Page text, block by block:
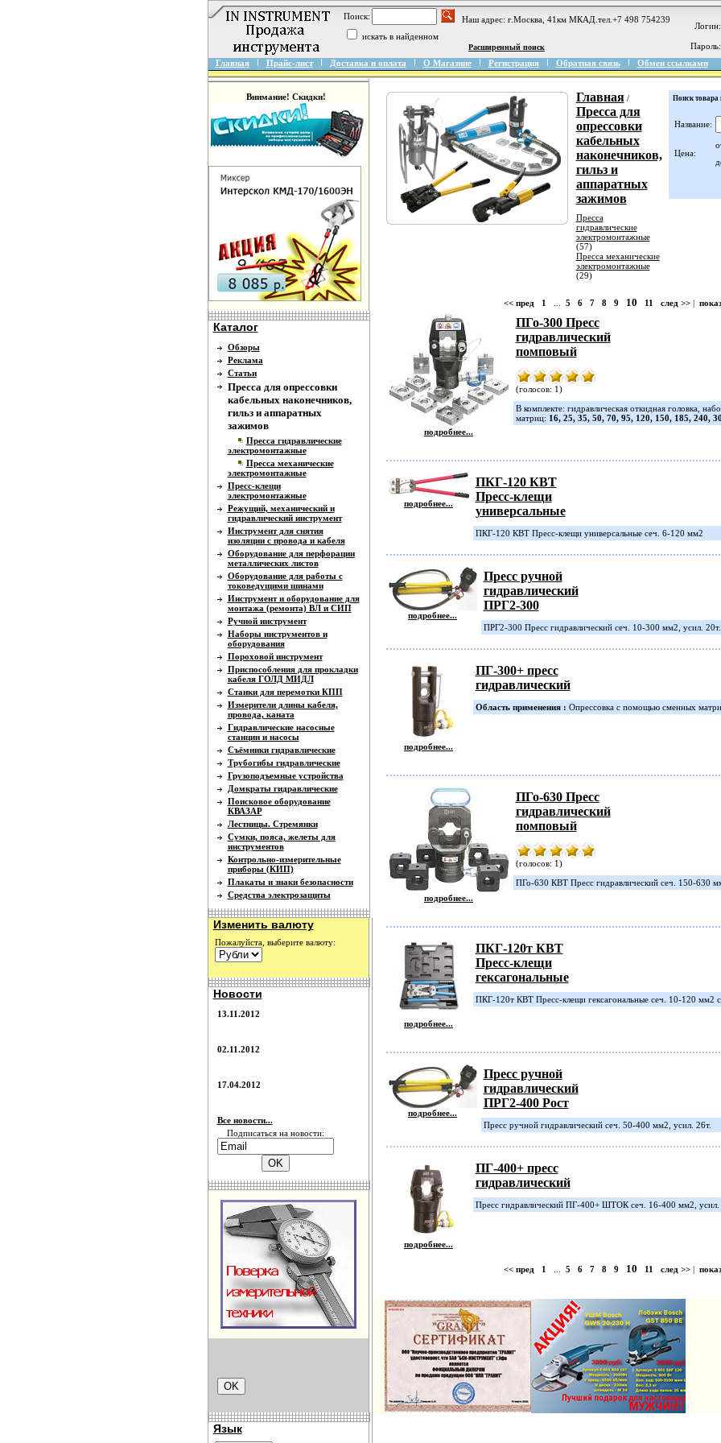
Поиск:
Наш адрес: г.Москва, 41км МКАД.тел.+7 498 754239
искать в найденном
Расширенный поиск
Логин:
Пароль:
Главная Прайс-лист Доставка и оплата О Магазине Регистрация Обратная связь Обмен ссылками
Внимание! Скидки!
Каталог
Обзоры
Реклама
Статьи
Пресса для опрессовки
кабельных наконечников,
гильз и аппаратных
зажимов
Пресса гидравлические
электромонтажные
Пресса механические
электромонтажные
Пресс-клещи
электромонтажные
Режущий, механический и
гидравлический инструмент
Инструмент для снятия
изоляции с провода и кабеля
Оборудование для перфорации
металлических листов
Оборудование для работы с
токоведущими шинами
Инструмент и оборудование для
монтажа (ремонта) ВЛ и СИП
Ручной инструмент
Наборы инструментов и
оборудования
Пороховой инструмент
Приспособления для прокладки
кабеля ГОЛД МИДЛ
Станки для перемотки КПП
Измерители длины кабеля,
провода, каната
Гидравлические насосные
станции и насосы
Съёмники гидравлические
Трубогибы гидравлические
Грузоподъемные устройства
Домкраты гидравлические
Поисковое оборудование
КВАЗАР
Лестницы. Стремянки
Сумки, пояса, желеты для
инструментов
Контрольно-измерительные
приборы (КИП)
Плакаты и знаки безопасности
Средства электрозащиты
Изменить валюту
Пожалуйста, выберите валюту:
Новости
13.11.2012
02.11.2012
17.04.2012
Все новости...
Подписаться на новости:
Язык
Главная/
Пресса для
опрессовки
кабельных
наконечников,
гильз и
аппаратных
зажимов
Поиск товара
Название:
Цена:
Пресса
гидравлические
электромонтажные
(57)
Пресса механические
электромонтажные
(29)
<< пред 1 5 6 7 8 9 10 11 след >>|
подробнее...
ПГо-300 Пресс
гидравлический
помповый
(голосов: 1)
В комплекте: гидравлическая откидная головка,
матриц: 16, 25, 35, 50, 70, 95, 120, 150, 185, 240,
подробнее...
ПКГ-120 КВТ
Пресс-клещи
универсальные
ПКГ-120 КВТ Пресс-клещи универсальные сеч. 6-120 мм2
подробнее...
Пресс ручной
гидравлический
ПРГ2-300
ПРГ2-300 Пресс гидравлический сеч. 10-300 мм2, усил. 20т.
подробнее...
ПГ-300+ пресс
гидравлический
Область применения : Опрессовка с помощью сменных
подробнее...
ПГо-630 Пресс
гидравлический
помповый
(голосов: 1)
ПГо-630 КВТ Пресс гидравлический сеч. 150-630
подробнее...
ПКГ-120т КВТ
Пресс-клещи
гексагональные
ПКГ-120т КВТ Пресс-клещи гексагональные сеч. 10-120 мм2
подробнее...
Пресс ручной
гидравлический
ПРГ2-400 Рост
Пресс ручной гидравлический сеч. 50-400 мм2, усил. 26т.
подробнее...
ПГ-400+ пресс
гидравлический
Пресс гидравлический ПГ-400+ ШТОК сеч. 16-400 мм2, усил.
<< пред 1 5 6 7 8 9 10 11 след >>|